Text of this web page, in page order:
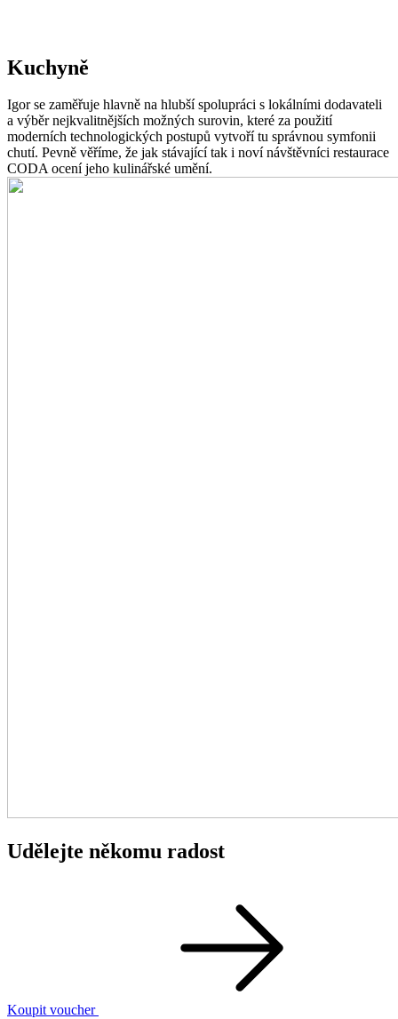
Kuchyně
Igor se zaměřuje hlavně na hlubší spolupráci s lokálními dodavateli
a výběr nejkvalitnějších možných surovin, které za použití
moderních technologických postupů vytvoří tu správnou symfonii
chutí. Pevně věříme, že jak stávající tak i noví návštěvníci restaurace
CODA ocení jeho kulinářské umění.
Udělejte někomu radost
Koupit voucher